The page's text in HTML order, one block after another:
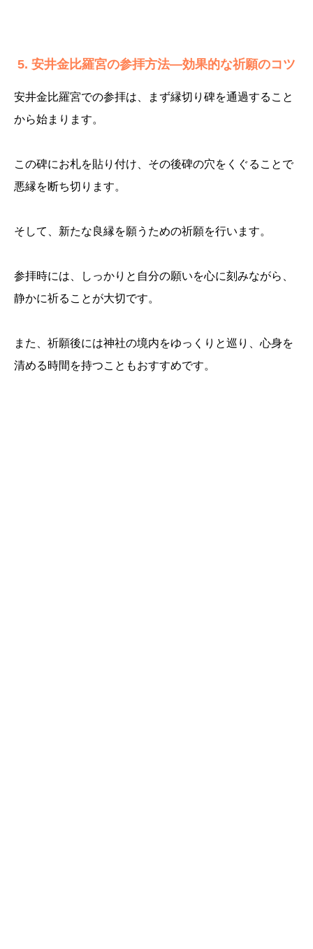
5. 安井金比羅宮の参拝方法—効果的な祈願のコツ
安井金比羅宮での参拝は、まず縁切り碑を通過すること
から始まります。
この碑にお札を貼り付け、その後碑の穴をくぐることで
悪縁を断ち切ります。
そして、新たな良縁を願うための祈願を行います。
参拝時には、しっかりと自分の願いを心に刻みながら、
静かに祈ることが大切です。
また、祈願後には神社の境内をゆっくりと巡り、心身を
清める時間を持つこともおすすめです。